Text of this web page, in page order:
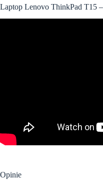
Laptop Lenovo ThinkPad T15
Opinie